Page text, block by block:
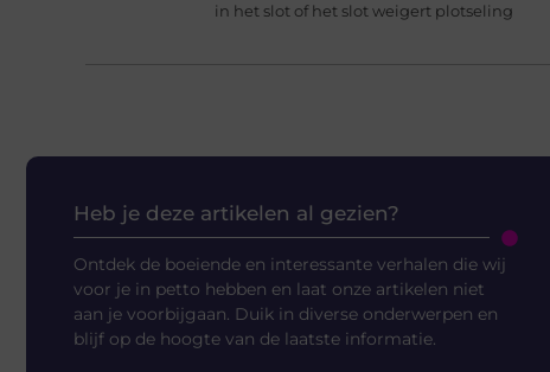
in het slot of het slot weigert plotseling
Heb je deze artikelen al gezien?
Ontdek de boeiende en interessante verhalen die wij
voor je in petto hebben en laat onze artikelen niet
aan je voorbijgaan. Duik in diverse onderwerpen en
blijf op de hoogte van de laatste informatie.